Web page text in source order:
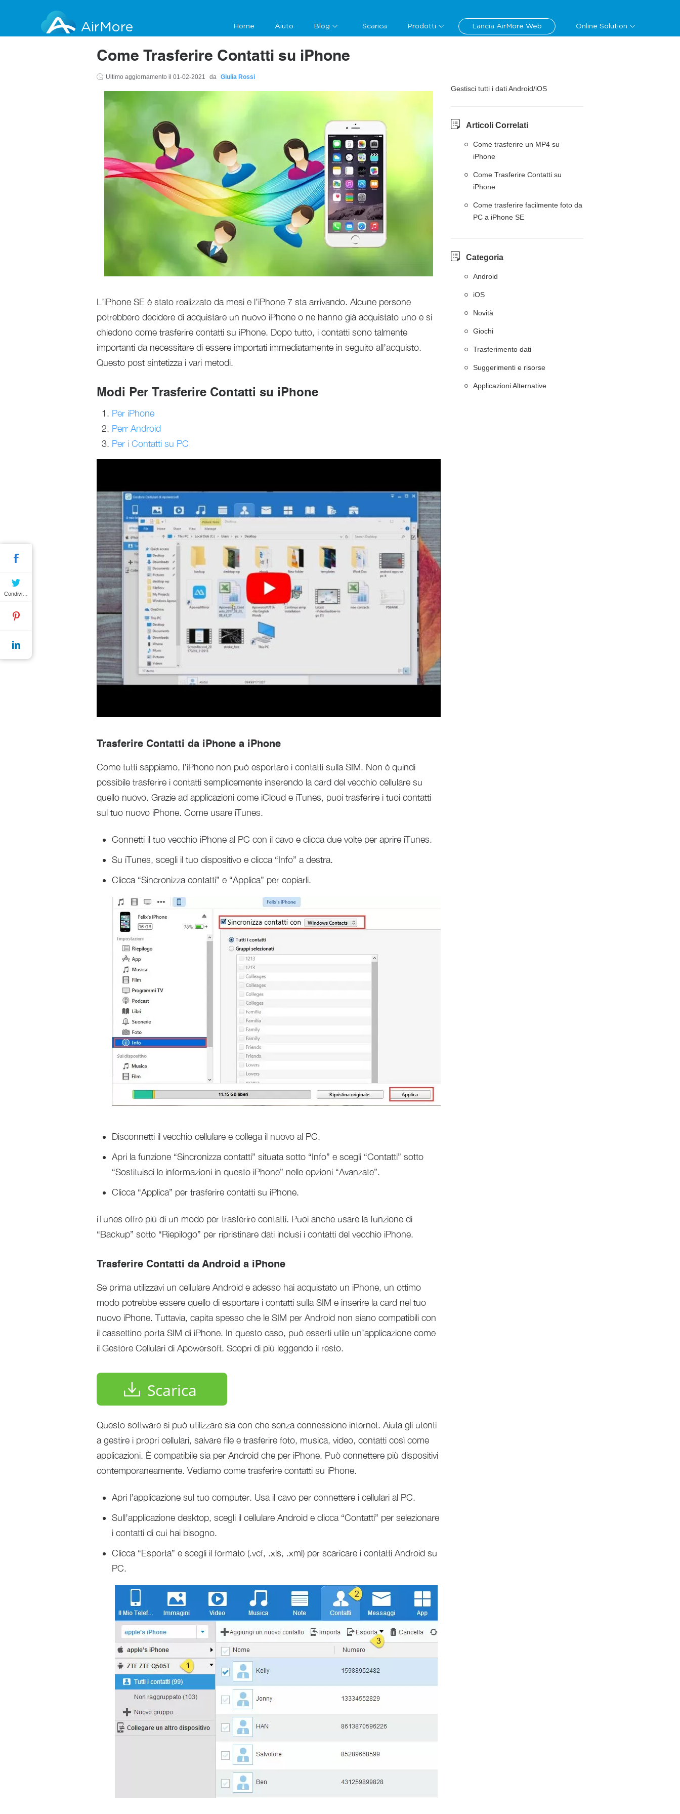
AirMore Home Aiuto Blog Scarica Prodotti Lancia AirMore Web Online Solution
Come Trasferire Contatti su iPhone
Ultimo aggiornamento il 01-02-2021 da Giulia Rossi
L’iPhone SE è stato realizzato da mesi e l’iPhone 7 sta arrivando. Alcune persone
potrebbero decidere di acquistare un nuovo iPhone o ne hanno già acquistato uno e si
chiedono come trasferire contatti su iPhone. Dopo tutto, i contatti sono talmente
importanti da necessitare di essere importati immediatamente in seguito all’acquisto.
Questo post sintetizza i vari metodi.
Modi Per Trasferire Contatti su iPhone
Per iPhone
Perr Android
Per i Contatti su PC
Trasferire Contatti da iPhone a iPhone
Come tutti sappiamo, l’iPhone non può esportare i contatti sulla SIM. Non è quindi
possibile trasferire i contatti semplicemente inserendo la card del vecchio cellulare su
quello nuovo. Grazie ad applicazioni come iCloud e iTunes, puoi trasferire i tuoi contatti
sul tuo nuovo iPhone. Come usare iTunes.
Connetti il tuo vecchio iPhone al PC con il cavo e clicca due volte per aprire iTunes.
Su iTunes, scegli il tuo dispositivo e clicca “Info” a destra.
Clicca “Sincronizza contatti” e “Applica” per copiarli.
Disconnetti il vecchio cellulare e collega il nuovo al PC.
Apri la funzione “Sincronizza contatti” situata sotto “Info” e scegli “Contatti” sotto
“Sostituisci le informazioni in questo iPhone” nelle opzioni “Avanzate”.
Clicca “Applica” per trasferire contatti su iPhone.
iTunes offre più di un modo per trasferire contatti. Puoi anche usare la funzione di
“Backup” sotto “Riepilogo” per ripristinare dati inclusi i contatti del vecchio iPhone.
Trasferire Contatti da Android a iPhone
Se prima utilizzavi un cellulare Android e adesso hai acquistato un iPhone, un ottimo
modo potrebbe essere quello di esportare i contatti sulla SIM e inserire la card nel tuo
nuovo iPhone. Tuttavia, capita spesso che le SIM per Android non siano compatibili con
il cassettino porta SIM di iPhone. In questo caso, può esserti utile un’applicazione come
il Gestore Cellulari di Apowersoft. Scopri di più leggendo il resto.
Scarica
Questo software si può utilizzare sia con che senza connessione internet. Aiuta gli utenti
a gestire i propri cellulari, salvare file e trasferire foto, musica, video, contatti così come
applicazioni. È compatibile sia per Android che per iPhone. Può connettere più dispositivi
contemporaneamente. Vediamo come trasferire contatti su iPhone.
Apri l’applicazione sul tuo computer. Usa il cavo per connettere i cellulari al PC.
Sull’applicazione desktop, scegli il cellulare Android e clicca “Contatti” per selezionare
i contatti di cui hai bisogno.
Clicca “Esporta” e scegli il formato (.vcf, .xls, .xml) per scaricare i contatti Android su
PC.
Gestisci tutti i dati Android/iOS
Articoli Correlati
Come trasferire un MP4 su
iPhone
Come Trasferire Contatti su
iPhone
Come trasferire facilmente foto da
PC a iPhone SE
Categoria
Android
iOS
Novità
Giochi
Trasferimento dati
Suggerimenti e risorse
Applicazioni Alternative